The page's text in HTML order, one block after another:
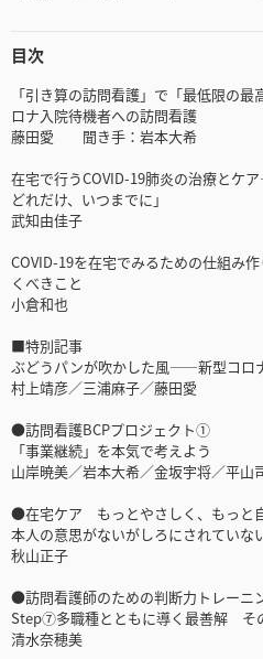
目次
「引き算の訪問看護」で「最低限の
ロナ入院待機者への訪問看護
藤田愛 聞き手：岩本大希
在宅で行うCOVID-19肺炎の治療とケ
どれだけ、いつまでに」
武知由佳子
COVID-19を在宅でみるための仕組み
くべきこと
小倉和也
■特別記事
ぶどうパンが吹かした風――新型コロ
村上靖彦／三浦麻子／藤田愛
●訪問看護BCPプロジェクト①
「事業継続」を本気で考えよう
山岸暁美／岩本大希／金坂宇将／平山
●在宅ケア もっとやさしく、もっと
本人の意思がないがしろにされていな
秋山正子
●訪問看護師のための判断力トレーニ
Step⑦多職種とともに導く最善解 そ
清水奈穂美